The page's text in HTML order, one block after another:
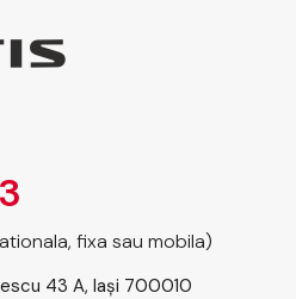
fixa sau mobila)
43 A, Iași 700010